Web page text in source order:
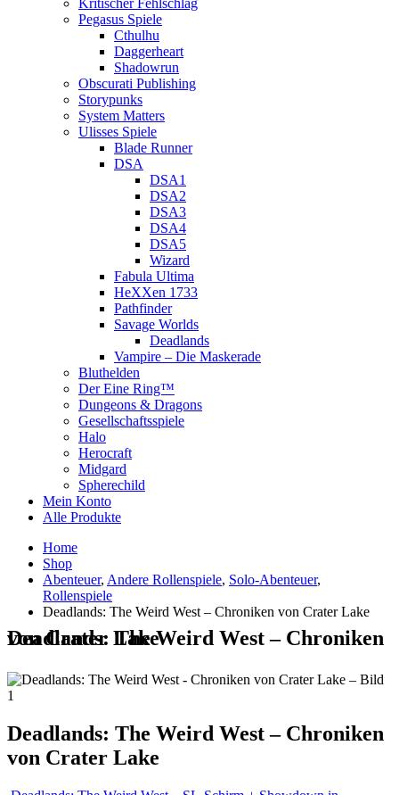
Kritischer Fehlschlag
Pegasus Spiele
Cthulhu
Daggerheart
Shadowrun
Obscurati Publishing
Storypunks
System Matters
Ulisses Spiele
Blade Runner
DSA
DSA1
DSA2
DSA3
DSA4
DSA5
Wizard
Fabula Ultima
HeXXen 1733
Pathfinder
Savage Worlds
Deadlands
Vampire – Die Maskerade
Bluthelden
Der Eine Ring™
Dungeons & Dragons
Gesellschaftsspiele
Halo
Herocraft
Midgard
Spherechild
Mein Konto
Alle Produkte
Home
Shop
Abenteuer, Andere Rollenspiele, Solo-Abenteuer,
Rollenspiele
Deadlands: The Weird West – Chroniken von Crater Lake
Deadlands: The Weird West – Chroniken von Crater Lake
Deadlands: The Weird West – Chroniken
von Crater Lake